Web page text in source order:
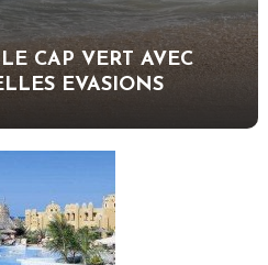
CAP VERT AVEC
EVASIONS